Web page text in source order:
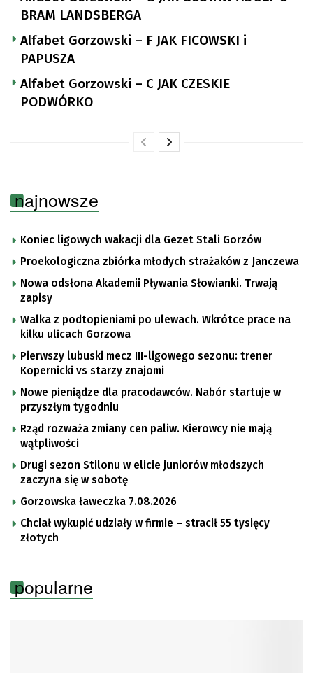
BRAM LANDSBERGA
Alfabet Gorzowski – F JAK FICOWSKI i
PAPUSZA
Alfabet Gorzowski – C JAK CZESKIE
PODWÓRKO
najnowsze
Koniec ligowych wakacji dla Gezet Stali Gorzów
Proekologiczna zbiórka młodych strażaków z Janczewa
Nowa odsłona Akademii Pływania Słowianki. Trwają
zapisy
Walka z podtopieniami po ulewach. Wkrótce prace na
kilku ulicach Gorzowa
Pierwszy lubuski mecz III-ligowego sezonu: trener
Kopernicki vs starzy znajomi
Nowe pieniądze dla pracodawców. Nabór startuje w
przyszłym tygodniu
Rząd rozważa zmiany cen paliw. Kierowcy nie mają
wątpliwości
Drugi sezon Stilonu w elicie juniorów młodszych
zaczyna się w sobotę
Gorzowska ławeczka 7.08.2026
Chciał wykupić udziały w firmie – stracił 55 tysięcy
złotych
popularne